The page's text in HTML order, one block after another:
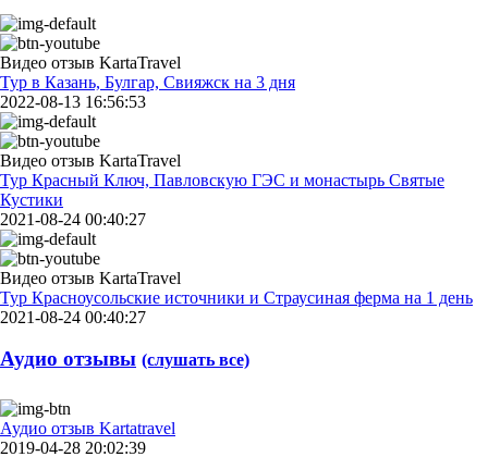
Видео отзыв KartaTravel
Тур в Казань, Булгар, Свияжск на 3 дня
2022-08-13 16:56:53
Видео отзыв KartaTravel
Тур Красный Ключ, Павловскую ГЭС и монастырь Святые
Кустики
2021-08-24 00:40:27
Видео отзыв KartaTravel
Тур Красноусольские источники и Страусиная ферма на 1 день
2021-08-24 00:40:27
Аудио отзывы (слушать все)
Аудио отзыв Kartatravel
2019-04-28 20:02:39